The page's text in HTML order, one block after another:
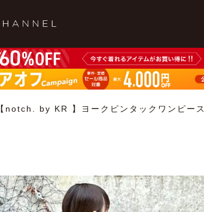
【notch. by KR 】ヨークピンタックワンピース